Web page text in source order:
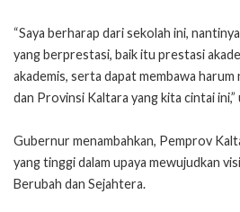
“Saya berharap dari sekolah ini,
yang berprestasi, baik itu prestasi
akademis, serta dapat membawa harum
dan Provinsi Kaltara yang kita cintai ini,”
Gubernur menambahkan, Pemprov
yang tinggi dalam upaya mewujudkan
Berubah dan Sejahtera.